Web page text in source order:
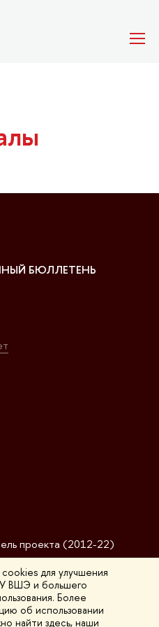
для улучшения
ВШЭ и большего
Более
об использовании
найти здесь, наши
БЮЛЛЕТЕНЬ
проекта (2012-22)
проекта (2022-23)
(2017-23)